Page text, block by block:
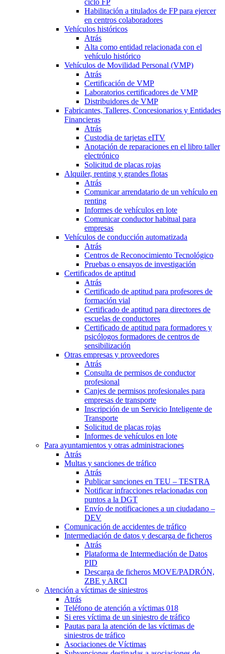
ciclo FP
Habilitación a titulados de FP para ejercer
en centros colaboradores
Vehículos históricos
Atrás
Alta como entidad relacionada con el
vehículo histórico
Vehículos de Movilidad Personal (VMP)
Atrás
Certificación de VMP
Laboratorios certificadores de VMP
Distribuidores de VMP
Fabricantes, Talleres, Concesionarios y Entidades
Financieras
Atrás
Custodia de tarjetas eITV
Anotación de reparaciones en el libro taller
electrónico
Solicitud de placas rojas
Alquiler, renting y grandes flotas
Atrás
Comunicar arrendatario de un vehículo en
renting
Informes de vehículos en lote
Comunicar conductor habitual para
empresas
Vehículos de conducción automatizada
Atrás
Centros de Reconocimiento Tecnológico
Pruebas o ensayos de investigación
Certificados de aptitud
Atrás
Certificado de aptitud para profesores de
formación vial
Certificado de aptitud para directores de
escuelas de conductores
Certificado de aptitud para formadores y
psicólogos formadores de centros de
sensibilización
Otras empresas y proveedores
Atrás
Consulta de permisos de conductor
profesional
Canjes de permisos profesionales para
empresas de transporte
Inscripción de un Servicio Inteligente de
Transporte
Solicitud de placas rojas
Informes de vehículos en lote
Para ayuntamientos y otras administraciones
Atrás
Multas y sanciones de tráfico
Atrás
Publicar sanciones en TEU – TESTRA
Notificar infracciones relacionadas con
puntos a la DGT
Envío de notificaciones a un ciudadano –
DEV
Comunicación de accidentes de tráfico
Intermediación de datos y descarga de ficheros
Atrás
Plataforma de Intermediación de Datos
PID
Descarga de ficheros MOVE/PADRÓN,
ZBE y ARCI
Atención a víctimas de siniestros
Atrás
Teléfono de atención a víctimas 018
Si eres víctima de un siniestro de tráfico
Pautas para la atención de las víctimas de
siniestros de tráfico
Asociaciones de Víctimas